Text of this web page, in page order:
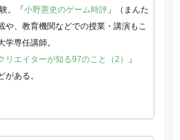
。「小野憲史のゲーム時評」（まんた
や、教育機関などでの授業・講演もこ
専任講師。
リエイターが知る97のこと（2）
」
がある。